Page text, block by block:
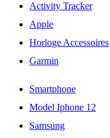
Activity Tracker
Apple
Horloge Accessoires
Garmin
Smartphone
Model Iphone 12
Samsung